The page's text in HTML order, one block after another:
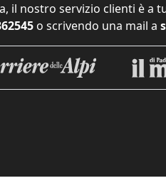
il nostro servizio clienti è a
o scrivendo una mail a